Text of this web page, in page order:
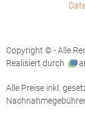
Copyright © - Alle
Realisiert durch
Alle Preise inkl.